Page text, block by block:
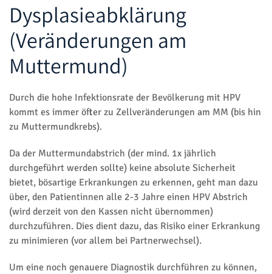
Dysplasieabklärung
(Veränderungen am
Muttermund)
Durch die hohe Infektionsrate der Bevölkerung mit HPV
kommt es immer öfter zu Zellveränderungen am MM (bis hin
zu Muttermundkrebs).
Da der Muttermundabstrich (der mind. 1x jährlich
durchgeführt werden sollte) keine absolute Sicherheit
bietet, bösartige Erkrankungen zu erkennen, geht man dazu
über, den Patientinnen alle 2-3 Jahre einen HPV Abstrich
(wird derzeit von den Kassen nicht übernommen)
durchzuführen. Dies dient dazu, das Risiko einer Erkrankung
zu minimieren (vor allem bei Partnerwechsel).
Um eine noch genauere Diagnostik durchführen zu können,